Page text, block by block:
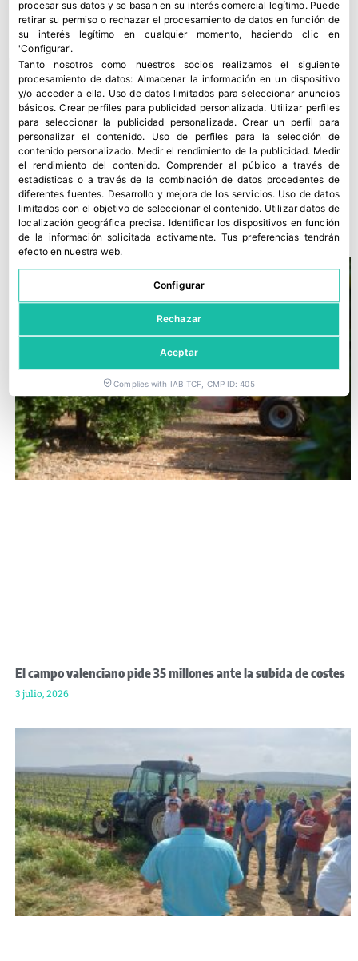
MAPA y FEPEX refuerzan la promoción internacional del
sector
13 julio, 2026
El campo valenciano pide 35 millones ante la subida de costes
3 julio, 2026
procesar sus datos y se basan en su interés comercial legítimo. Puede
retirar su permiso o rechazar el procesamiento de datos en función de
su interés legítimo en cualquier momento, haciendo clic en
'Configurar'.
Tanto nosotros como nuestros socios realizamos el siguiente
procesamiento de datos: Almacenar la información en un dispositivo
y/o acceder a ella. Uso de datos limitados para seleccionar anuncios
básicos.Crear perfiles para publicidad personalizada. Utilizar perfiles
para seleccionar la publicidad personalizada.Crear un perfil para
personalizar el contenido. Uso de perfiles para la selección de
contenido personalizado. Medir el rendimiento de la publicidad. Medir
el rendimiento del contenido.Comprender al público a través de
estadísticas o a través de la combinación de datos procedentes de
diferentes fuentes. Desarrollo y mejora de los servicios. Uso de datos
limitados con el objetivo de seleccionar el contenido. Utilizar datos de
localización geográfica precisa. Identificar los dispositivos en función
de la información solicitada activamente. Tus preferencias tendrán
efecto en nuestra web.
Configurar
Rechazar
Aceptar
Complies with IAB TCF, CMP ID: 405